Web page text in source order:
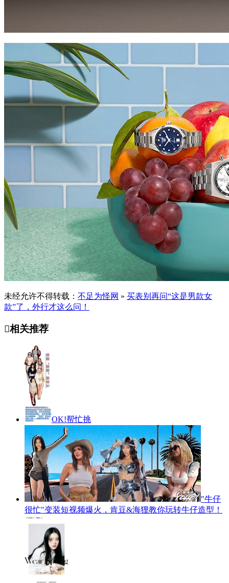
未经允许不得转载： 不足为怪网 » 买表别再问“这是男款女
款”了，外行才这么问！
相关推荐
OK!帮忙挑
"牛仔
很忙"变装短视频爆火，肯豆&海狸教你玩转牛仔造型！